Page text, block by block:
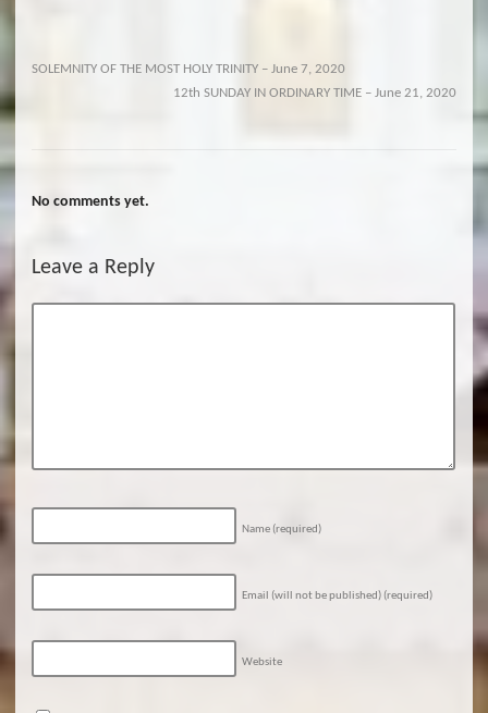
SOLEMNITY OF THE MOST HOLY TRINITY – June 7, 2020
12th SUNDAY IN ORDINARY TIME – June 21, 2020
No comments yet.
Leave a Reply
Name (required)
Email (will not be published) (required)
Website